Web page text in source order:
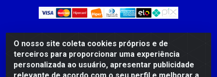
O nosso site coleta cookies próprios e de
terceiros para proporcionar uma experiência
personalizada ao usuário, apresentar publicidade
DIST DE PROD ALIM SÃO ROQUE LTDA - AVENIDA
PROBAHIA, 501 - TOMBA - CIS, FEIRA DE SANTANA /BA
- CEP: 44.092-400 - CNPJ 03.705.630/0003-11